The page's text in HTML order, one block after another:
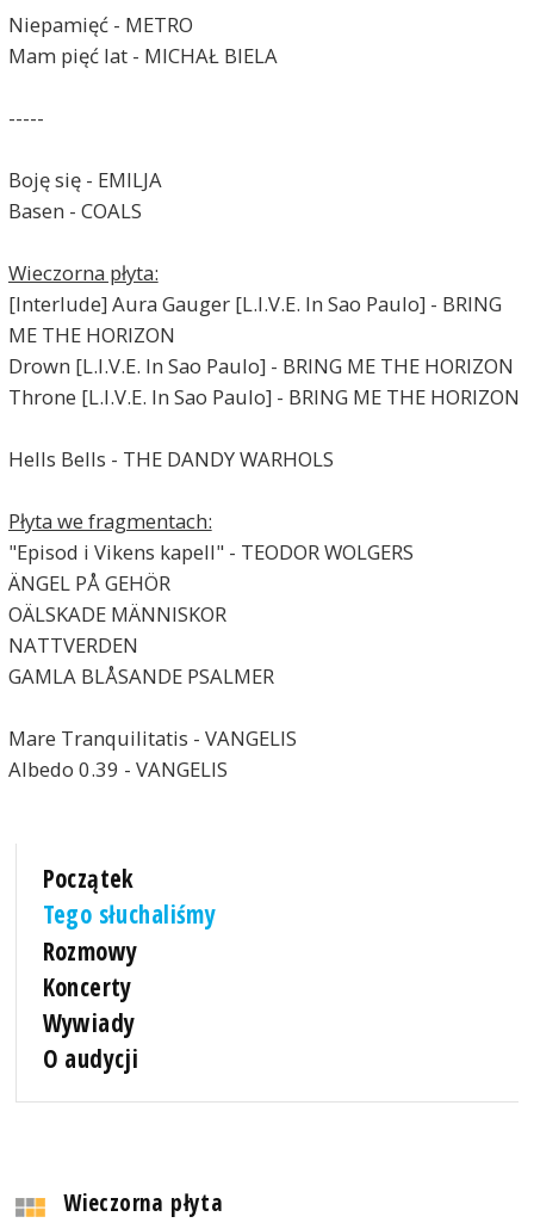
Niepamięć - METRO
Mam pięć lat - MICHAŁ BIELA
-----
Boję się - EMILJA
Basen - COALS
Wieczorna płyta:
[Interlude] Aura Gauger [L.I.V.E. In Sao Paulo] - BRING
ME THE HORIZON
Drown [L.I.V.E. In Sao Paulo] - BRING ME THE HORIZON
Throne [L.I.V.E. In Sao Paulo] - BRING ME THE HORIZON
Hells Bells - THE DANDY WARHOLS
Płyta we fragmentach:
"Episod i Vikens kapell" - TEODOR WOLGERS
ÄNGEL PÅ GEHÖR
OÄLSKADE MÄNNISKOR
NATTVERDEN
GAMLA BLÅSANDE PSALMER
Mare Tranquilitatis - VANGELIS
Albedo 0.39 - VANGELIS
Początek
Tego słuchaliśmy
Rozmowy
Koncerty
Wywiady
O audycji
Wieczorna płyta